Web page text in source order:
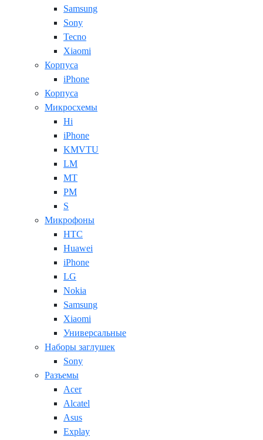
Samsung
Sony
Tecno
Xiaomi
Корпуса
iPhone
Корпуса
Микросхемы
Hi
iPhone
KMVTU
LM
MT
PM
S
Микрофоны
HTC
Huawei
iPhone
LG
Nokia
Samsung
Xiaomi
Универсальные
Наборы заглушек
Sony
Разъемы
Acer
Alcatel
Asus
Explay